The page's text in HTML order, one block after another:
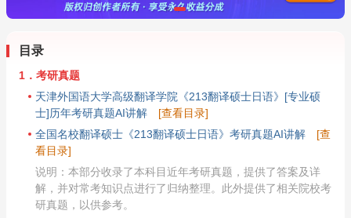
目录
1．考研真题
天津外国语大学高级翻译学院《213翻译硕士日语》[专业硕
士]历年考研真题AI讲解
[查看目录]
全国名校翻译硕士《213翻译硕士日语》考研真题AI讲解
[查
看目录]
说明：本部分收录了本科目近年考研真题，提供了答案及详
解，并对常考知识点进行了归纳整理。此外提供了相关院校考
研真题，以供参考。